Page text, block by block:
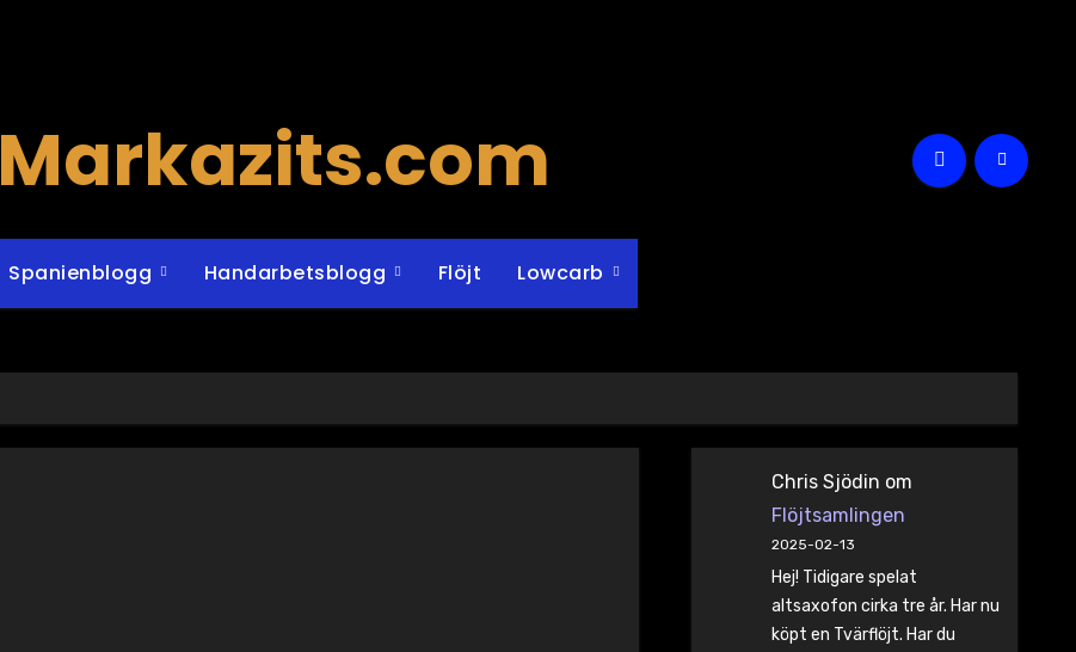
Markazits.com
Spanienblogg Handarbetsblogg Flöjt Lowcarb
Chris Sjödin om
Flöjtsamlingen
2025-02-13
Hej! Tidigare spelat
altsaxofon cirka tre år. Har nu
köpt en Tvärflöjt. Har du